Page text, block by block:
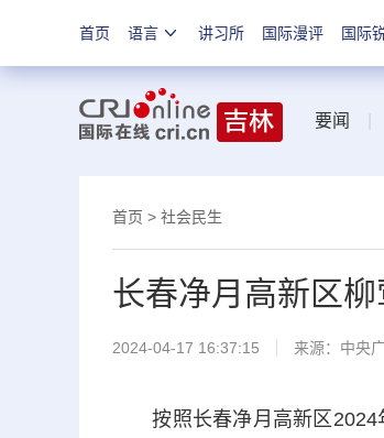
首页 语言 讲习所 国际漫评 国际
要闻
首页 > 社会民生
长春净月高新区
2024-04-17 16:37:15 来源：中央
按照长春净月高新区2024